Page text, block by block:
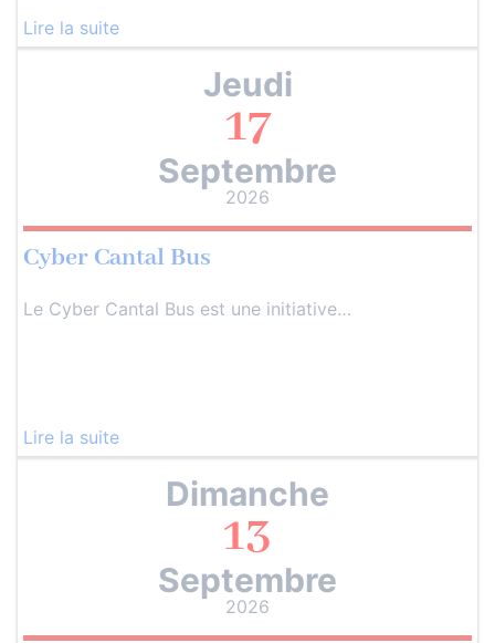
Lire la suite
Jeudi
17
Septembre
2026
Cyber Cantal Bus
Le Cyber Cantal Bus est une initiative…
Lire la suite
Dimanche
13
Septembre
2026